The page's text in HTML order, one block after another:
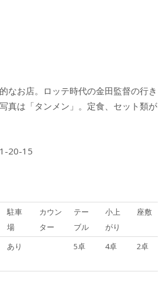
なお店。ロッテ時代の金田監督の行き
真は「タンメン」。定食、セット類が
20-15
駐車
場
カウン
ター
テー
ブル
小上
がり
座敷
あり 5卓 4卓 2卓